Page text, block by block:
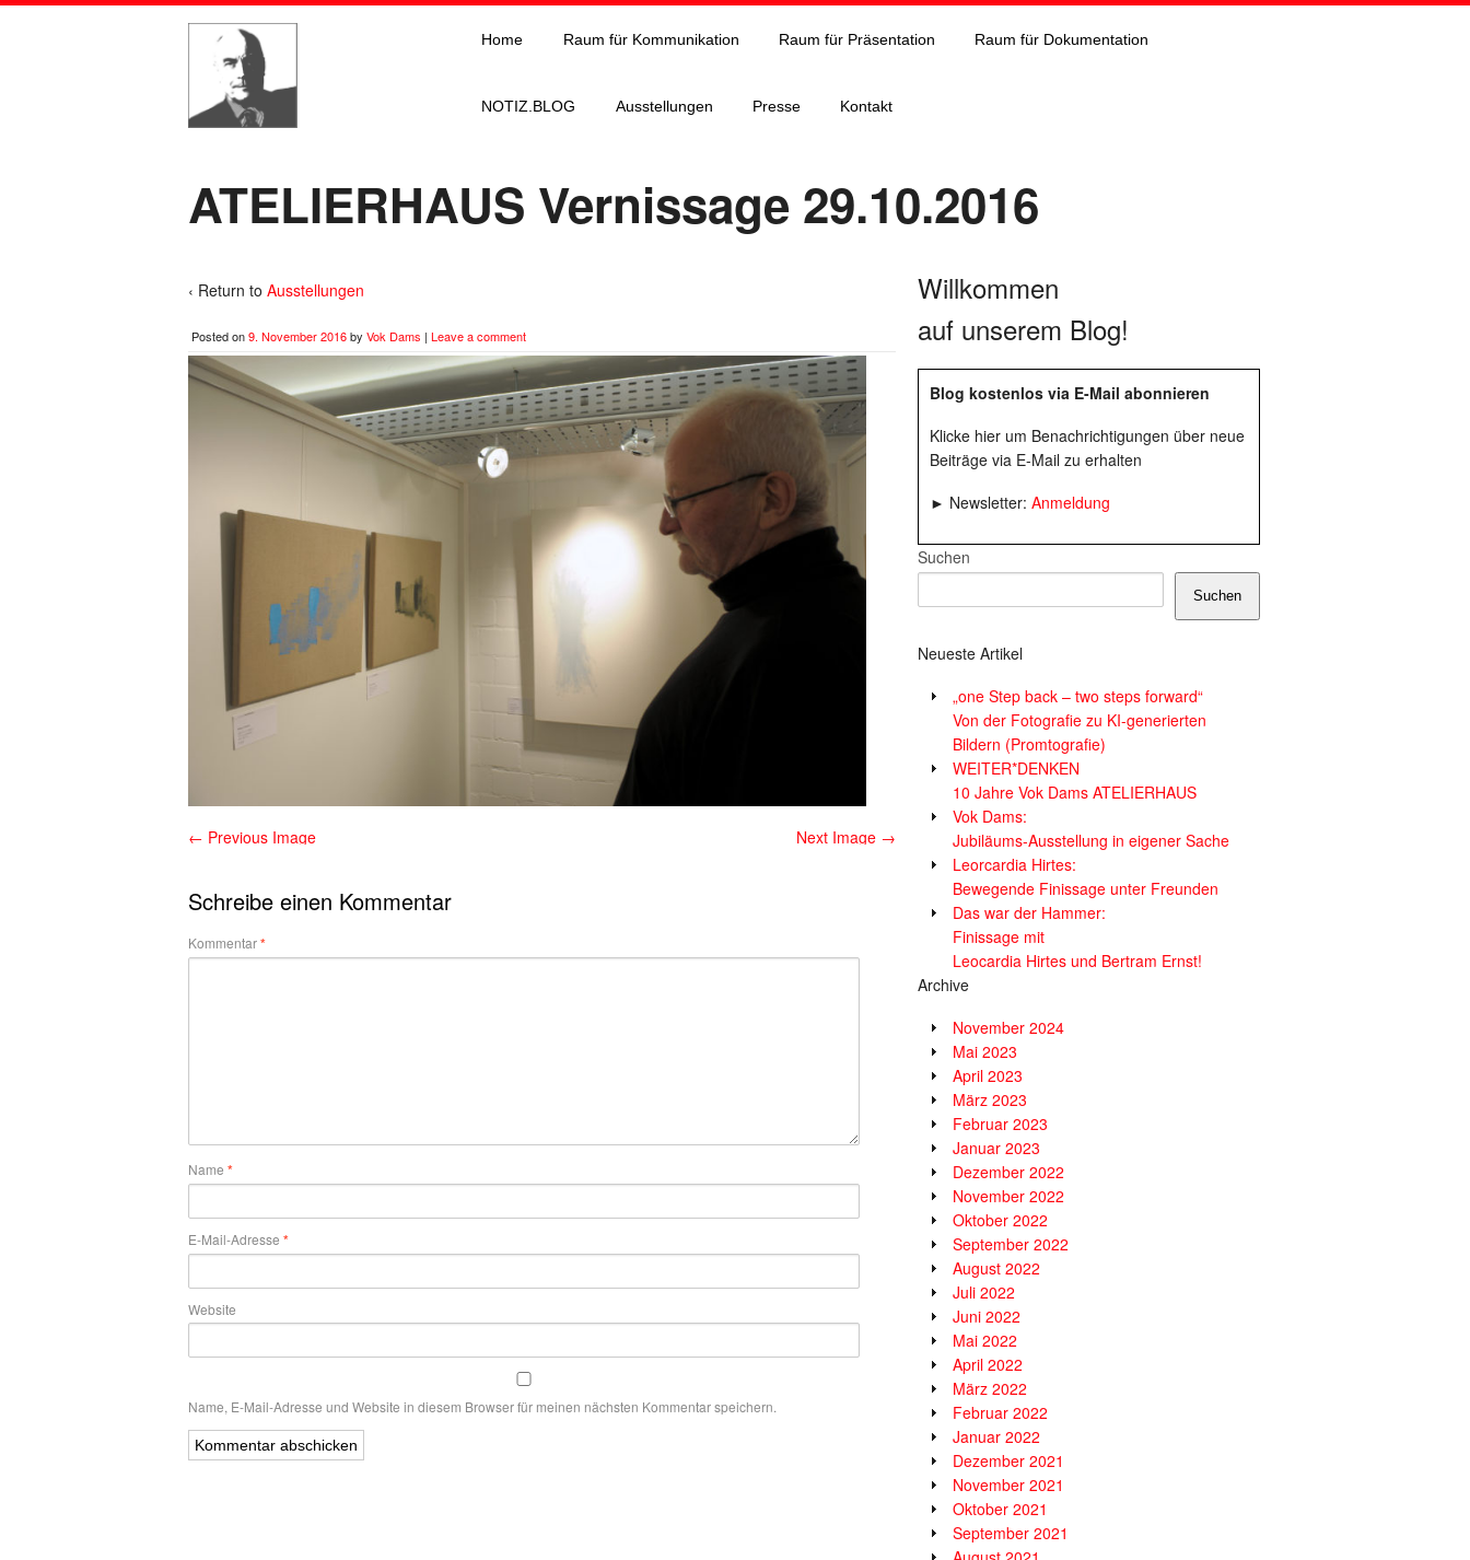
Home Raum für Kommunikation Raum für Präsentation Raum für Dokumentation
NOTIZ.BLOG Ausstellungen Presse Kontakt
ATELIERHAUS Vernissage 29.10.2016
‹ Return to Ausstellungen
Posted on9. November 2016by Vok Dams | Leave a comment
← Previous Image Next Image →
Schreibe einen Kommentar
Kommentar*
Name *
E-Mail-Adresse *
Website
Name, E-Mail-Adresse und Website in diesem Browser für meinen nächsten Kommentar speichern.
Willkommen
auf unserem Blog!
Blog kostenlos via E-Mail abonnieren
Klicke hier um Benachrichtigungen über neue
Beiträge via E-Mail zu erhalten
► Newsletter: Anmeldung
Suchen
Suchen
Neueste Artikel
„one Step back – two steps forward“
Von der Fotografie zu KI-generierten
Bildern (Promtografie)
WEITER*DENKEN
10 Jahre Vok Dams ATELIERHAUS
Vok Dams:
Jubiläums-Ausstellung in eigener Sache
Leorcardia Hirtes:
Bewegende Finissage unter Freunden
Das war der Hammer:
Finissage mit
Leocardia Hirtes und Bertram Ernst!
Archive
November 2024
Mai 2023
April 2023
März 2023
Februar 2023
Januar 2023
Dezember 2022
November 2022
Oktober 2022
September 2022
August 2022
Juli 2022
Juni 2022
Mai 2022
April 2022
März 2022
Februar 2022
Januar 2022
Dezember 2021
November 2021
Oktober 2021
September 2021